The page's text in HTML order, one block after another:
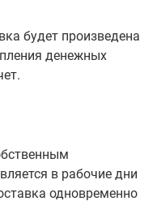
будет произведена
денежных
в рабочие дни
одновременно